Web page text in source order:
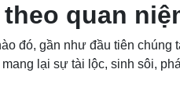
quan
đó, gần như đầu tiên
lại sự tài lộc, sinh sôi,